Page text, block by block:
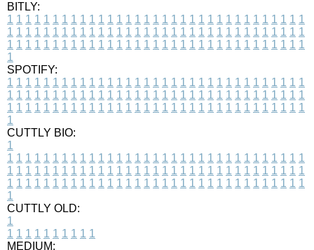
BITLY:
1 1 1 1 1 1 1 1 1 1 1 1 1 1 1 1 1 1 1 1 1 1 1 1 1 1 1 1 1 1 1 1 1
1 1 1 1 1 1 1 1 1 1 1 1 1 1 1 1 1 1 1 1 1 1 1 1 1 1 1 1 1 1 1 1 1
1 1 1 1 1 1 1 1 1 1 1 1 1 1 1 1 1 1 1 1 1 1 1 1 1 1 1 1 1 1 1 1 1
1
SPOTIFY:
1 1 1 1 1 1 1 1 1 1 1 1 1 1 1 1 1 1 1 1 1 1 1 1 1 1 1 1 1 1 1 1 1
1 1 1 1 1 1 1 1 1 1 1 1 1 1 1 1 1 1 1 1 1 1 1 1 1 1 1 1 1 1 1 1 1
1 1 1 1 1 1 1 1 1 1 1 1 1 1 1 1 1 1 1 1 1 1 1 1 1 1 1 1 1 1 1 1 1
1
CUTTLY BIO:
1
1 1 1 1 1 1 1 1 1 1 1 1 1 1 1 1 1 1 1 1 1 1 1 1 1 1 1 1 1 1 1 1 1
1 1 1 1 1 1 1 1 1 1 1 1 1 1 1 1 1 1 1 1 1 1 1 1 1 1 1 1 1 1 1 1 1
1 1 1 1 1 1 1 1 1 1 1 1 1 1 1 1 1 1 1 1 1 1 1 1 1 1 1 1 1 1 1 1 1
1
CUTTLY OLD:
1
1 1 1 1 1 1 1 1 1 1
MEDIUM: